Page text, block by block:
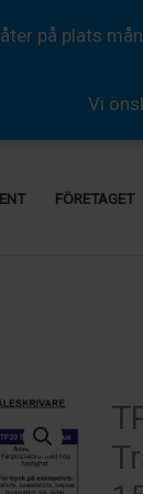
på plats
Vi
FÖRETAGET